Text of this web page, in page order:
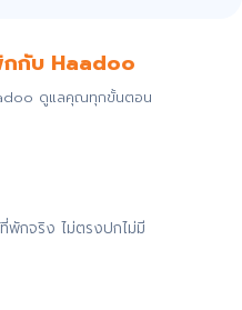
กับ Haadoo
ดูแลคุณทุกขั้นตอน
พักจริง ไม่ตรงปกไม่มี